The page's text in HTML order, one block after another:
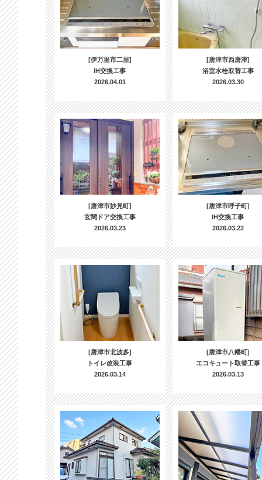
[伊万里市二里]
IH交換工事
2026.04.01
[唐津市西唐津]
浴室水栓取替工事
2026.03.30
[唐津市妙見町]
玄関ドア交換工事
2026.03.23
[唐津市呼子町]
IH交換工事
2026.03.22
[唐津市北波多]
トイレ改装工事
2026.03.14
[唐津市八幡町]
エコキュート取替工事
2026.03.13